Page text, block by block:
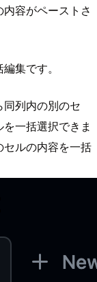
容がペーストさ
集です。
列内の別のセ
一括選択できま
ルの内容を一括